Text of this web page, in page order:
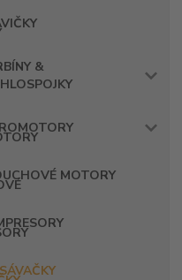
&
MOTORY